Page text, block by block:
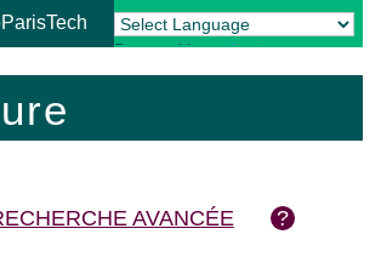
Powered by Translate
AVANCÉE